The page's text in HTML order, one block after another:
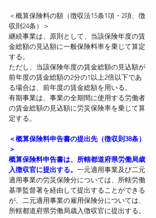
＜概算保険料の額（徴収法15条1項・2項、徴
収則24条）＞
継続事業は、原則として、当該保険年度の賃
金総額の見込額に一般保険料率を乗じて算定
する。
ただし、当該保険年度の賃金総額の見込額が
前年度の賃金総額の2分の1以上2倍以下であ
る場合は、前年度の賃金総額を用いる。
有期事業は、事業の全期間に使用する労働者
の賃金総額の見込額に労災保険率を乗じて算
定する。
＜概算保険料申告書の提出先（徴収則38条）
＞
概算保険料申告書は、所轄都道府県労働局歳
入徴収官に提出する。 一元適用事業及び二元
適用事業の労災保険分については、所轄労働
基準監督署を経由して提出することができる
が、二元適用事業の雇用保険分については、
所轄都道府県労働局歳入徴収官に提出する。